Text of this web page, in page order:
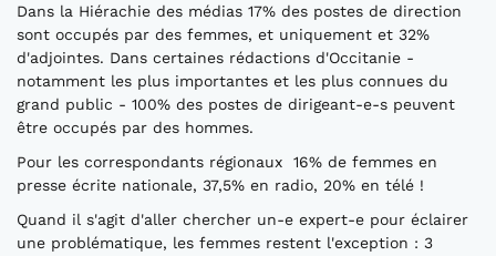
Dans la Hiérachie des médias 17% des postes de direction
sont occupés par des femmes, et uniquement et 32%
d'adjointes. Dans certaines rédactions d'Occitanie -
notamment les plus importantes et les plus connues du
grand public - 100% des postes de dirigeant-e-s peuvent
être occupés par des hommes.
Pour les correspondants régionaux 16% de femmes en
presse écrite nationale, 37,5% en radio, 20% en télé !
Quand il s'agit d'aller chercher un-e expert-e pour éclairer
une problématique, les femmes restent l'exception : 3